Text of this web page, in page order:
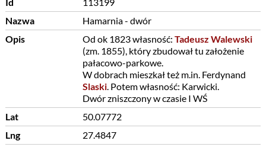
Nazwa
Hamarnia - dwór
Opis
Od ok 1823 własność: Tadeusz Walewski
(zm. 1855), który zbudował tu założenie
pałacowo-parkowe.
W dobrach mieszkał też m.in. Ferdynand
Slaski. Potem własność: Karwicki.
Dwór zniszczony w czasie I WŚ
Lat
50.07772
Lng
27.4847